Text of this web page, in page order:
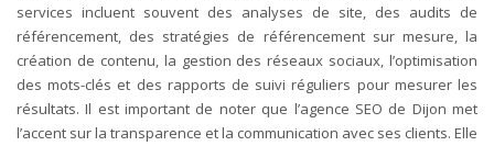
services incluent souvent des analyses de site, des audits de
référencement, des stratégies de référencement sur mesure, la
création de contenu, la gestion des réseaux sociaux, l’optimisation
des mots-clés et des rapports de suivi réguliers pour mesurer les
résultats.Il est important de noter que l’agence SEO de Dijon met
l’accent sur la transparence et la communication avec ses clients. Elle